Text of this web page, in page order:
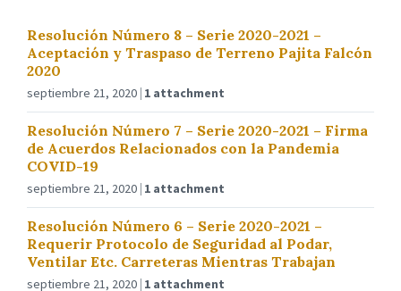
Resolución Número 8 – Serie 2020-2021 –
Aceptación y Traspaso de Terreno Pajita Falcón
2020
septiembre 21, 2020 1 attachment
Resolución Número 7 – Serie 2020-2021 – Firma
de Acuerdos Relacionados con la Pandemia
COVID-19
septiembre 21, 2020 1 attachment
Resolución Número 6 – Serie 2020-2021 –
Requerir Protocolo de Seguridad al Podar,
Ventilar Etc. Carreteras Mientras Trabajan
septiembre 21, 2020 1 attachment